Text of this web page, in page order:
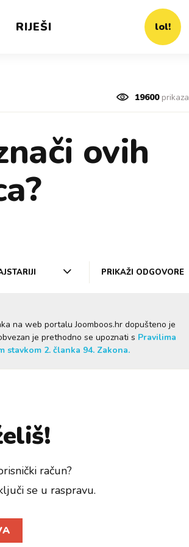
RIJEŠI lol!
19600prikaza
ovih
PRIKAŽI ODGOVORE
na web portalu Joomboos.hr dopušteno je
je prethodno se upoznati s Pravilima
stavkom 2. članka 94. Zakona.
račun?
se u raspravu.